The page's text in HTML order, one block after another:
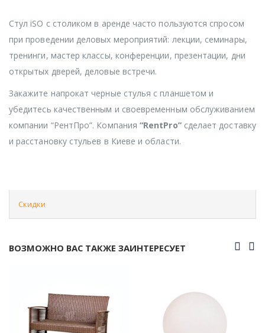
Стул iSO с столиком в аренде часто пользуются спросом
при проведении деловых мероприятий: лекции, семинары,
тренинги, мастер классы, конференции, презентации, дни
открытых дверей, деловые встречи.
Закажите напрокат черные стулья с планшетом и
убедитесь качественным и своевременным обслуживанием
компании “РентПро”. Компания“RentPro”сделает доставку
и расстановку стульев в Киеве и области.
Скидки
ВОЗМОЖНО ВАС ТАКЖЕ ЗАИНТЕРЕСУЕТ